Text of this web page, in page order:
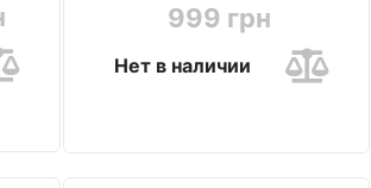
999 грн
Нет в наличии